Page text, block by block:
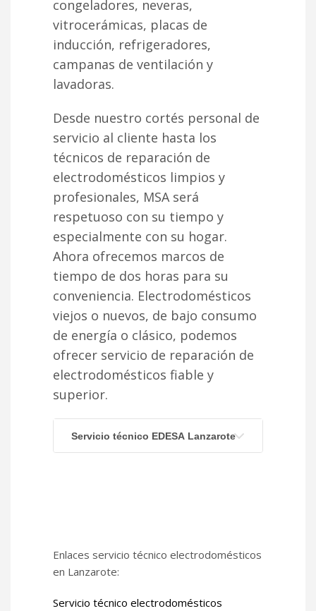
congeladores, neveras,
vitrocerámicas, placas de
inducción, refrigeradores,
campanas de ventilación y
lavadoras.
Desde nuestro cortés personal de
servicio al cliente hasta los
técnicos de reparación de
electrodomésticos limpios y
profesionales, MSA será
respetuoso con su tiempo y
especialmente con su hogar.
Ahora ofrecemos marcos de
tiempo de dos horas para su
conveniencia. Electrodomésticos
viejos o nuevos, de bajo consumo
de energía o clásico, podemos
ofrecer servicio de reparación de
electrodomésticos fiable y
superior.
Servicio técnico EDESA Lanzarote
Enlaces servicio técnico electrodomésticos
en Lanzarote:
Servicio técnico electrodomésticos